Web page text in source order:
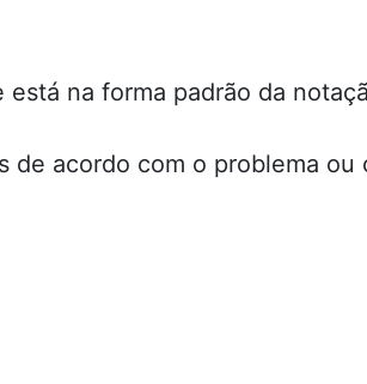
na forma padrão da
de acordo com o problema ou